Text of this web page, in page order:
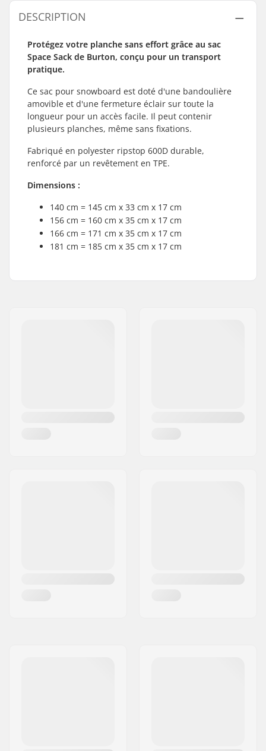
DESCRIPTION
Protégez votre planche sans effort grâce au sac
Space Sack de Burton, conçu pour un transport
pratique.
Ce sac pour snowboard est doté d'une bandoulière
amovible et d'une fermeture éclair sur toute la
longueur pour un accès facile. Il peut contenir
plusieurs planches, même sans fixations.
Fabriqué en polyester ripstop 600D durable,
renforcé par un revêtement en TPE.
Dimensions :
140 cm = 145 cm x 33 cm x 17 cm
156 cm = 160 cm x 35 cm x 17 cm
166 cm = 171 cm x 35 cm x 17 cm
181 cm = 185 cm x 35 cm x 17 cm